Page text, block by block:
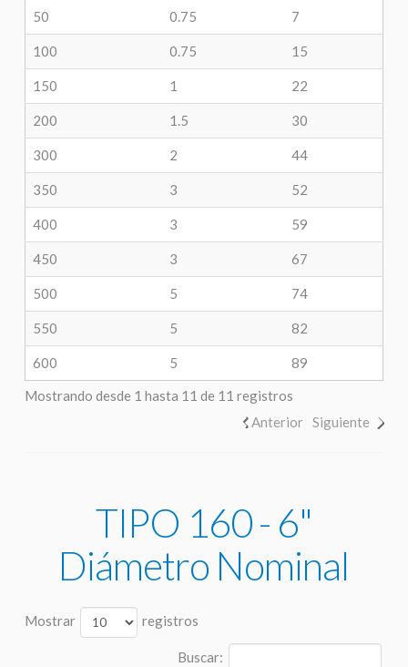
50 0.75 7
100 0.75 15
150 1 22
200 1.5 30
300 2 44
350 3 52
400 3 59
450 3 67
500 5 74
550 5 82
600 5
89
Mostrando desde 1 hasta 11 de 11 registros
Anterior Siguiente
TIPO 160 - 6"
Diámetro Nominal
Mostrar registros
Buscar: